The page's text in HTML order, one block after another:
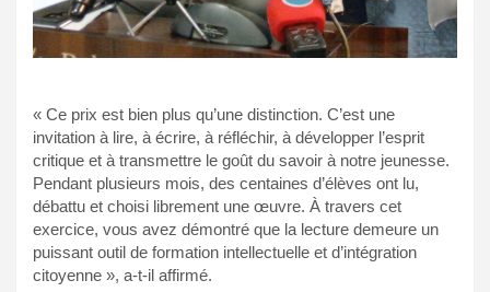
« Ce prix est bien plus qu’une distinction. C’est une
invitation à lire, à écrire, à réfléchir, à développer l’esprit
critique et à transmettre le goût du savoir à notre jeunesse.
Pendant plusieurs mois, des centaines d’élèves ont lu,
débattu et choisi librement une œuvre. À travers cet
exercice, vous avez démontré que la lecture demeure un
puissant outil de formation intellectuelle et d’intégration
citoyenne », a-t-il affirmé.